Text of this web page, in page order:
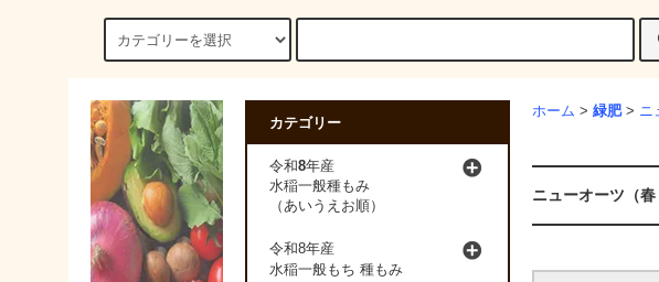
ホーム > 緑肥 > ニ
ニューオーツ（春
カテゴリー
令和8年産
水稲一般種もみ
（あいうえお順）
令和8年産
水稲一般もち 種もみ